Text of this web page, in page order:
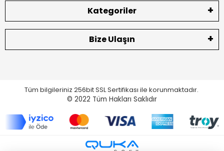
Kategoriler
Bize Ulaşın
Tüm bilgileriniz 256bit SSL Sertifikası ile korunmaktadır.
© 2022 Tüm Hakları Saklıdır